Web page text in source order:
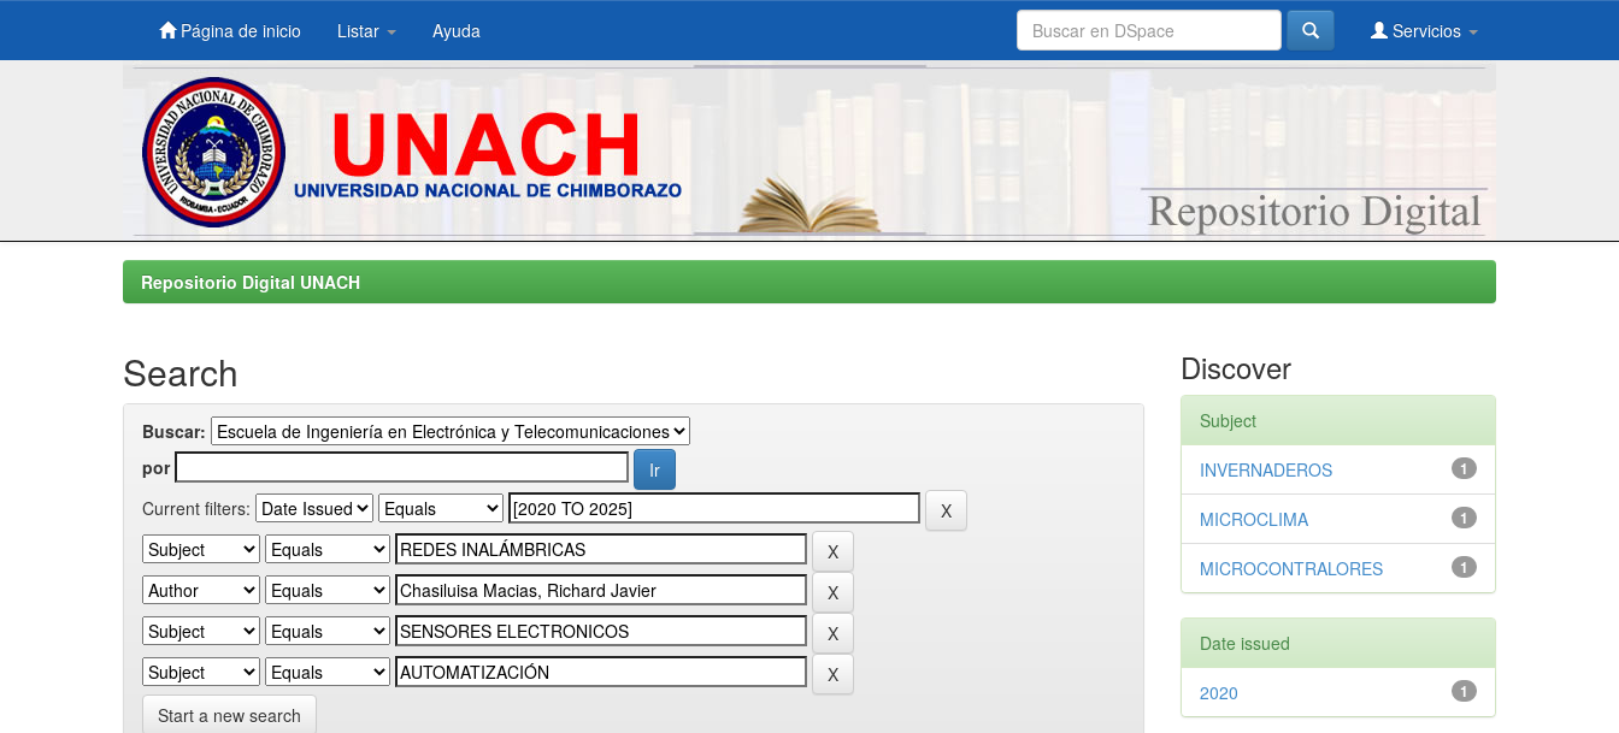
Skip
Página de inicio Listar Ayuda Servicios
Repositorio Digital UNACH
Search
Buscar:
por
Current filters:
Start a new search
Discover
Subject
1
INVERNADEROS
1
MICROCLIMA
1
MICROCONTRALORES
Date issued
1
2020